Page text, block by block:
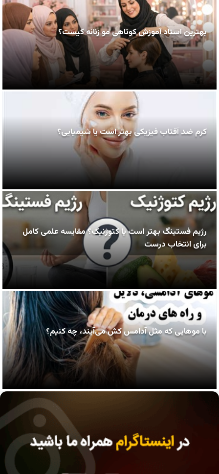
بهترین استاد آموزش کوتاهی مو زنانه کیست؟
کرم ضد آفتاب فیزیکی بهتر است یا شیمیایی؟
رژیم فستینگ بهتر است یا کتوژنیک؟ مقایسه علمی کامل
برای انتخاب درست
با موهایی که مثل آدامس کش می‌آیند، چه کنیم؟